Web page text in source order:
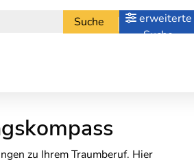
Suche
erweiterte
Suche
zu Ihrem Traumberuf. Hier